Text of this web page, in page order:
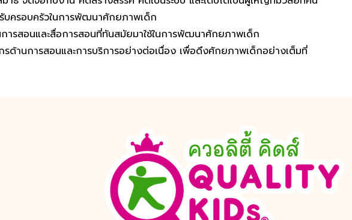
บครอบครัวในการพัฒนาศักยภาพเด็ก
ารสอนและสื่อการสอนที่ทันสมัยมาใช้ในการพัฒนาศักยภาพเด็ก
านการสอนและการบริการอย่างต่อเนื่อง เพื่อดึงศักยภาพเด็กอย่างเต็มที่